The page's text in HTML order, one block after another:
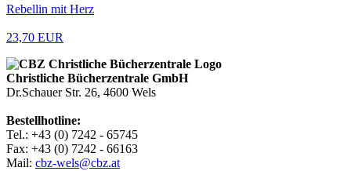
Rebellin mit Herz
23,70 EUR
Christliche Bücherzentrale GmbH
Dr.Schauer Str. 26, 4600 Wels
Bestellhotline:
Tel.: +43 (0) 7242 - 65745
Fax: +43 (0) 7242 - 66163
Mail: cbz-wels@cbz.at